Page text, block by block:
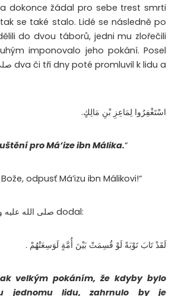
dokonce žádal pro sebe trest smrti
se také stalo. Lidé se následně po
do dvou táborů, jedni mu zlořečili
imponovalo jeho pokání. Posel
اسْتَغْفِرُوا لِمَاعِزِ بْنِ مَالِكٍ.
pro Má’ize ibn Málika.“
odpusť Má’izu ibn Málikovi!“
Pak Posel Boží صلى الله عليه و سلم dodal:
لَقَدْ تَابَ تَوْبَةً لَوْ قُسِمَتْ بَيْنَ أُمَّةٍ لَوَسِعَتْهُمْ .
velkým pokáním, že kdyby bylo
jednomu lidu, zahrnulo by je